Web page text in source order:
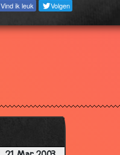
Vind ik leuk Volgen
3.89
3.37
3.02
3.53